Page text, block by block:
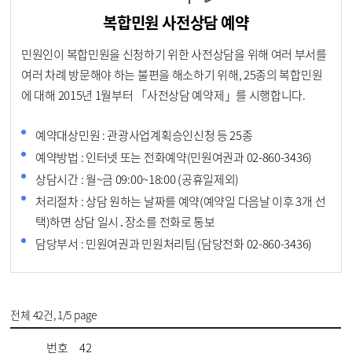
복합민원 사전상담 예약
민원인이 복합민원을 신청하기 위한 사전상담을 위해 여러 부서를
여러 차례 방문해야 하는 불편을 해소하기 위해, 25종의 복합민원
에 대해 2015년 1월부터 「사전상담 예약제」를 시행합니다.
예약대상민원 : 관광사업계획승인신청 등 25종
예약방법 : 인터넷 또는 전화예약(민원여권과 02-860-3436)
상담시간 : 월~금 09:00~18:00 (공휴일제외)
처리절차 : 상담 원하는 날짜를 예약(예약일 다음날 이후 3개 선
택)하면 상담 일시․장소를 전화로 통보
담당부서 : 민원여권과 민원처리팀 (담당전화 02-860-3436)
전체 42건, 1/5 page
번호
42